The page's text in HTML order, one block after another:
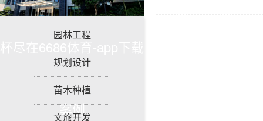
杯尽在6686体育-app下载
案例
园林工程
规划设计
苗木种植
文旅开发